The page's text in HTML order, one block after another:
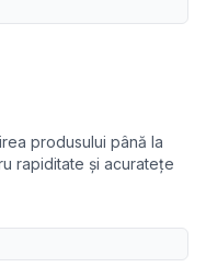
produsului până la
rapiditate și acuratețe